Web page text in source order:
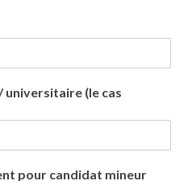
universitaire (le cas
pour candidat mineur